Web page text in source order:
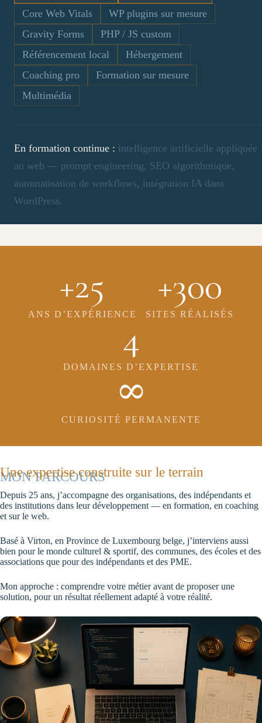
Core Web Vitals
WP plugins sur mesure
Gravity Forms
PHP / JS custom
Référencement local
Hébergement
Coaching pro
Formation sur mesure
Multimédia
En formation continue : intelligence artificielle appliquée
au web — prompt engineering, SEO algorithmique,
automatisation de workflows, intégration IA dans
WordPress.
+25
ANS D’EXPÉRIENCE
+300
SITES RÉALISÉS
4
DOMAINES D’EXPERTISE
∞
CURIOSITÉ PERMANENTE
MON PARCOURS
Une expertise construite sur le terrain
Depuis 25 ans, j’accompagne des organisations, des indépendants et
des institutions dans leur développement — en formation, en coaching
et sur le web.
Basé à Virton, en Province de Luxembourg belge, j’interviens aussi
bien pour le monde culturel & sportif, des communes, des écoles et des
associations que pour des indépendants et des PME.
Mon approche : comprendre votre métier avant de proposer une
solution, pour un résultat réellement adapté à votre réalité.